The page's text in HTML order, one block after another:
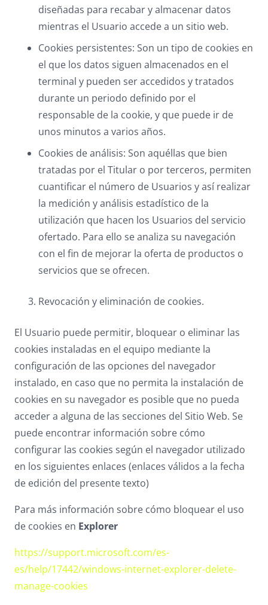
diseñadas para recabar y almacenar datos
mientras el Usuario accede a un sitio web.
Cookies persistentes: Son un tipo de cookies en
el que los datos siguen almacenados en el
terminal y pueden ser accedidos y tratados
durante un periodo definido por el
responsable de la cookie, y que puede ir de
unos minutos a varios años.
Cookies de análisis: Son aquéllas que bien
tratadas por el Titular o por terceros, permiten
cuantificar el número de Usuarios y así realizar
la medición y análisis estadístico de la
utilización que hacen los Usuarios del servicio
ofertado. Para ello se analiza su navegación
con el fin de mejorar la oferta de productos o
servicios que se ofrecen.
Revocación y eliminación de cookies.
El Usuario puede permitir, bloquear o eliminar las
cookies instaladas en el equipo mediante la
configuración de las opciones del navegador
instalado, en caso que no permita la instalación de
cookies en su navegador es posible que no pueda
acceder a alguna de las secciones del Sitio Web. Se
puede encontrar información sobre cómo
configurar las cookies según el navegador utilizado
en los siguientes enlaces (enlaces válidos a la fecha
de edición del presente texto)
Para más información sobre cómo bloquear el uso
de cookies en Explorer
https://support.microsoft.com/es-
es/help/17442/windows-internet-explorer-delete-
manage-cookies